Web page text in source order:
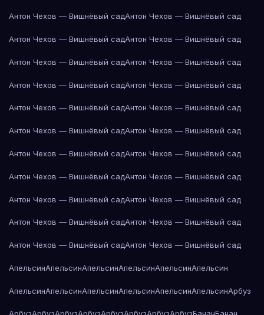
Антон Чехов — Вишнёвый садАнтон Чехов — Вишнёвый сад
Антон Чехов — Вишнёвый садАнтон Чехов — Вишнёвый сад
Антон Чехов — Вишнёвый садАнтон Чехов — Вишнёвый сад
Антон Чехов — Вишнёвый садАнтон Чехов — Вишнёвый сад
Антон Чехов — Вишнёвый садАнтон Чехов — Вишнёвый сад
Антон Чехов — Вишнёвый садАнтон Чехов — Вишнёвый сад
Антон Чехов — Вишнёвый садАнтон Чехов — Вишнёвый сад
Антон Чехов — Вишнёвый садАнтон Чехов — Вишнёвый сад
Антон Чехов — Вишнёвый садАнтон Чехов — Вишнёвый сад
Антон Чехов — Вишнёвый садАнтон Чехов — Вишнёвый сад
Антон Чехов — Вишнёвый садАнтон Чехов — Вишнёвый сад
АпельсинАпельсинАпельсинАпельсинАпельсинАпельсин
АпельсинАпельсинАпельсинАпельсинАпельсинАпельсинАрбуз